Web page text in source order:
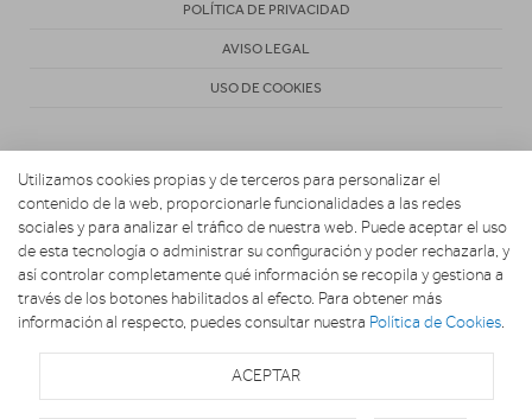
POLÍTICA DE PRIVACIDAD
AVISO LEGAL
USO DE COOKIES
Copyright 2026. BUSCOELECTRO
Utilizamos cookies propias y de terceros para personalizar el
contenido de la web, proporcionarle funcionalidades a las redes
sociales y para analizar el tráfico de nuestra web. Puede aceptar el uso
de esta tecnología o administrar su configuración y poder rechazarla, y
así controlar completamente qué información se recopila y gestiona a
través de los botones habilitados al efecto. Para obtener más
información al respecto, puedes consultar nuestra Política de Cookies.
ACEPTAR